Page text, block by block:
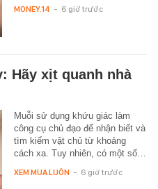
MONEY.14 - 6 giờ trước
Hãy xịt quanh nhà
Muỗi sử dụng khứu giác làm
công cụ chủ đạo để nhận biết và
tìm kiếm vật chủ từ khoảng
cách xa. Tuy nhiên, có một số…
XEM MUA LUÔN - 6 giờ trước